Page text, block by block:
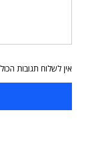
אין לשלוח תגובות